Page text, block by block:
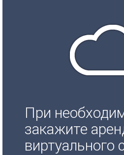
При
закажите
виртуального